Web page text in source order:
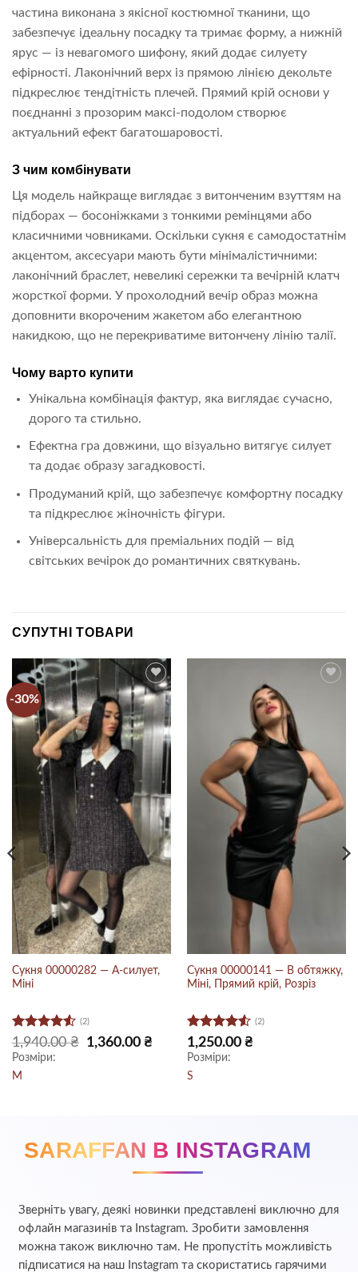
частина виконана з якісної костюмної тканини, що
забезпечує ідеальну посадку та тримає форму, а нижній
ярус — із невагомого шифону, який додає силуету
ефірності. Лаконічний верх із прямою лінією декольте
підкреслює тендітність плечей. Прямий крій основи у
поєднанні з прозорим максі-подолом створює
актуальний ефект багатошаровості.
З чим комбінувати
Ця модель найкраще виглядає з витонченим взуттям на
підборах — босоніжками з тонкими ремінцями або
класичними човниками. Оскільки сукня є самодостатнім
акцентом, аксесуари мають бути мінімалістичними:
лаконічний браслет, невеликі сережки та вечірній клатч
жорсткої форми. У прохолодний вечір образ можна
доповнити вкороченим жакетом або елегантною
накидкою, що не перекриватиме витончену лінію талії.
Чому варто купити
Унікальна комбінація фактур, яка виглядає сучасно,
дорого та стильно.
Ефектна гра довжини, що візуально витягує силует
та додає образу загадковості.
Продуманий крій, що забезпечує комфортну посадку
та підкреслює жіночність фігури.
Універсальність для преміальних подій — від
світських вечірок до романтичних святкувань.
СУПУТНІ ТОВАРИ
-30%
Сукня 00000282 — А-силует,
Міні
Оцінено
в4.5з 5
(2)
1,940.00₴
Оригінальна
ціна:
1,360.00₴ Поточна
1,360.00 ₴.
Розміри:
M
Сукня 00000141 — В обтяжку,
Міні, Прямий крій, Розріз
Оцінено
в4.5з 5
(2)
1,250.00 ₴
Розміри:
S
₴.
SARAFFAN В INSTAGRAM
Зверніть увагу, деякі новинки представлені виключно для
офлайн магазинів та Instagram. Зробити замовлення
можна також виключно там. Не пропустіть можливість
підписатися на наш Instagram та скористатись гарячими